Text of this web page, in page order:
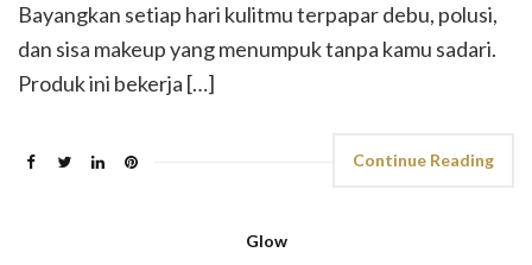
Bayangkan setiap hari kulitmu terpapar debu, polusi,
dan sisa makeup yang menumpuk tanpa kamu sadari.
Produk ini bekerja […]
Continue Reading
Glow